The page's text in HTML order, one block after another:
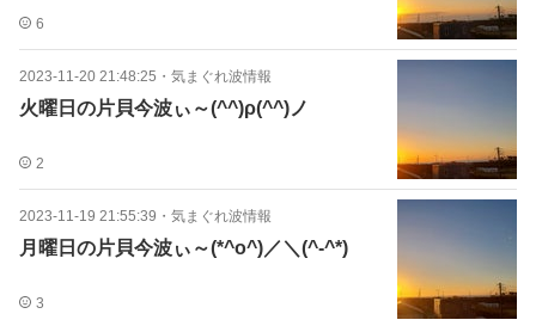
6
2023-11-20 21:48:25 ・ 気まぐれ波情報
火曜日の片貝今波ぃ～(^^)ρ(^^)ノ
2
2023-11-19 21:55:39 ・ 気まぐれ波情報
月曜日の片貝今波ぃ～(*^o^)／＼(^-^*)
3